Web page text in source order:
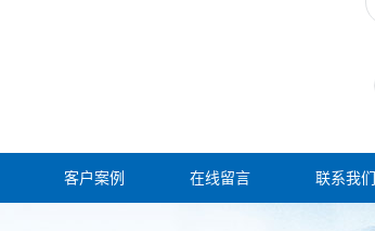
客户案例 在线留言 联系我们